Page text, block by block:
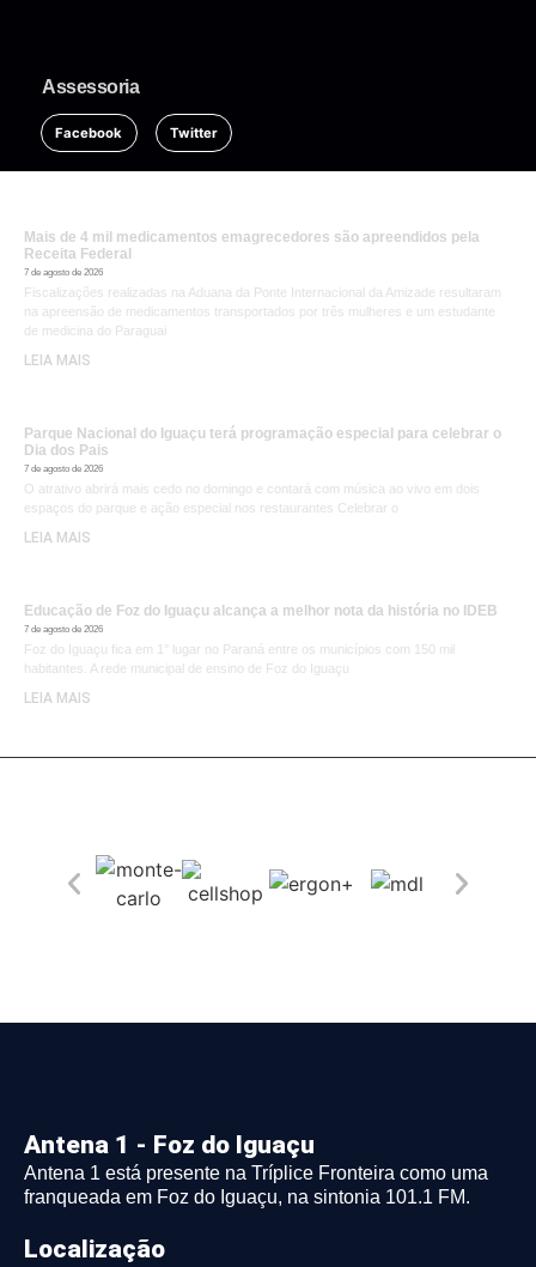
Assessoria
Facebook Twitter
Mais de 4 mil medicamentos emagrecedores são apreendidos pela
Receita Federal
7 de agosto de 2026
Fiscalizações realizadas na Aduana da Ponte Internacional da Amizade resultaram
na apreensão de medicamentos transportados por três mulheres e um estudante
de medicina do Paraguai
LEIA MAIS
Parque Nacional do Iguaçu terá programação especial para celebrar o
Dia dos Pais
7 de agosto de 2026
O atrativo abrirá mais cedo no domingo e contará com música ao vivo em dois
espaços do parque e ação especial nos restaurantes Celebrar o
LEIA MAIS
Educação de Foz do Iguaçu alcança a melhor nota da história no IDEB
7 de agosto de 2026
Foz do Iguaçu fica em 1° lugar no Paraná entre os municípios com 150 mil
habitantes. A rede municipal de ensino de Foz do Iguaçu
LEIA MAIS
Antena 1 - Foz do Iguaçu
Antena 1 está presente na Tríplice Fronteira como uma
franqueada em Foz do Iguaçu, na sintonia 101.1 FM.
Localização